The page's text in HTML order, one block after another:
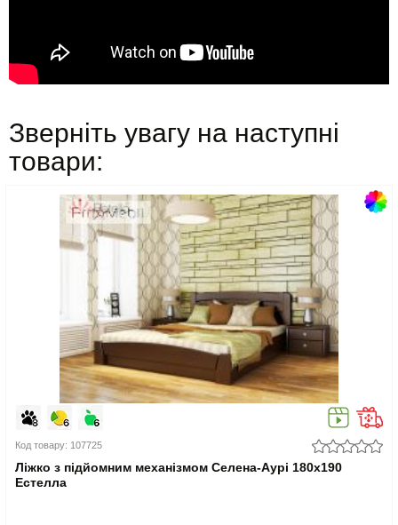
Зверніть увагу на наступні
товари:
Код товару: 107725
Ліжко з підйомним механізмом Селена-Аурі 180x190
Естелла